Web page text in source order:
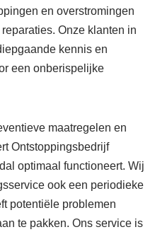
en overstromingen
Onze klanten in
kennis en
een onberispelijke
maatregelen en
Ontstoppingsbedrijf
optimaal functioneert. Wij
ook een periodieke
potentiële problemen
te pakken. Ons service is